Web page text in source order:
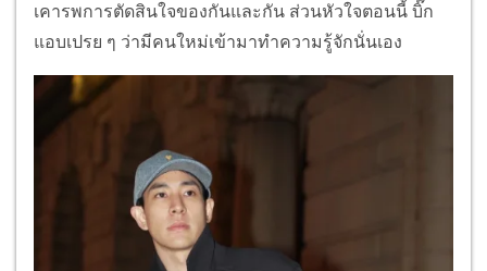
เคารพการตัดสินใจของกันและกัน ส่วนหัวใจตอนนี้ บิ๊ก
แอบเปรย ๆ ว่ามีคนใหม่เข้ามาทำความรู้จักนั่นเอง